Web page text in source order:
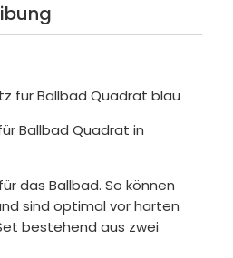
für Ballbad Quadrat blau
Ballbad Quadrat in
das Ballbad. So können
sind optimal vor harten
bestehend aus zwei